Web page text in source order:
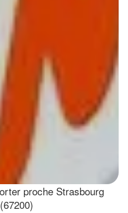
proche Strasbourg